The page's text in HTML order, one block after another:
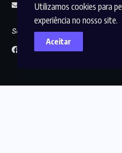
Utilizamos cookies para
experiência no nosso site.
Aceitar
midia@circuitomt.com.br
Seguir